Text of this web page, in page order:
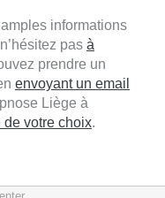
informations
pas à
prendre un
envoyant un email
Liège à
de votre choix.